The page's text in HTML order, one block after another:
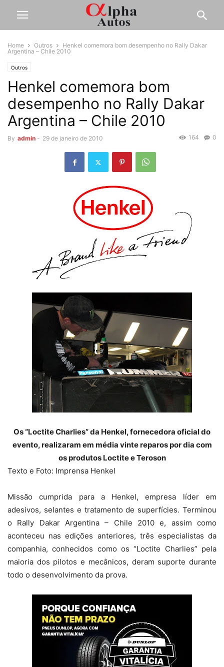
Home Outros
Henkel comemora bom desempenho no Rally Dakar
Argentina – Chile 2010
Outros
Henkel comemora bom
desempenho no Rally Dakar
Argentina – Chile 2010
By admin - 29 de janeiro de 2010 0
164
Os “Loctite Charlies” da Henkel, fornecedora oficial do
evento, realizaram em média vinte reparos por dia com
os produtos Loctite e Teroson
Texto e Foto: Imprensa Henkel
Missão cumprida para a Henkel, empresa líder em
adesivos, selantes e tratamento de superfícies. Terminou
o Rally Dakar Argentina – Chile 2010 e, assim como
aconteceu nas edições anteriores, três especialistas da
companhia, conhecidos como os “Loctite Charlies” pela
maioria dos pilotos e mecânicos, deram suporte durante
todo o desenvolvimento da prova.